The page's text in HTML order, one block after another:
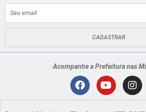
mail
CADASTRAR
Acompanhe a Prefeitura nas
F Y I
n